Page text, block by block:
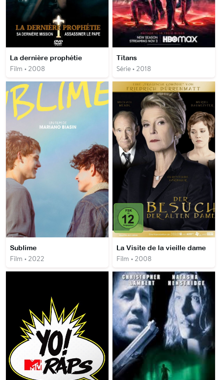
La dernière prophétie
Film • 2008
Titans
Série • 2018
Sublime
Film • 2022
La Visite de la vieille dame
Film • 2008